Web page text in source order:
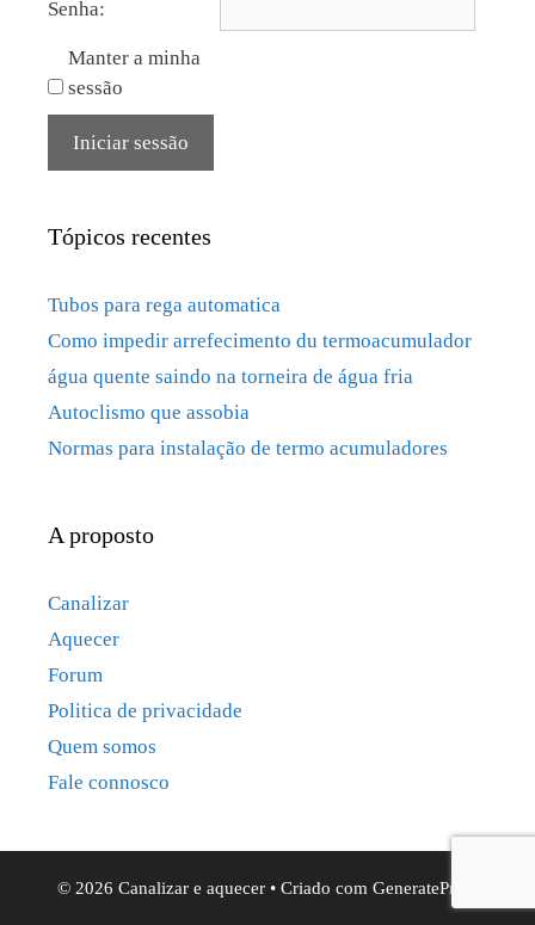
Senha:
Manter a minha
sessão
Iniciar sessão
Tópicos recentes
Tubos para rega automatica
Como impedir arrefecimento du termoacumulador
água quente saindo na torneira de água fria
Autoclismo que assobia
Normas para instalação de termo acumuladores
A proposto
Canalizar
Aquecer
Forum
Politica de privacidade
Quem somos
Fale connosco
© 2026 Canalizar e aquecer • Criado com GeneratePress